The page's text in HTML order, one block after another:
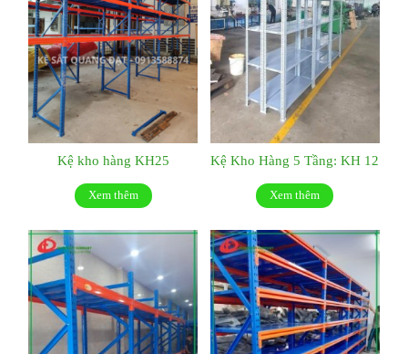
Kệ kho hàng KH25
Xem thêm
Kệ Kho Hàng 5 Tầng: KH 12
Xem thêm